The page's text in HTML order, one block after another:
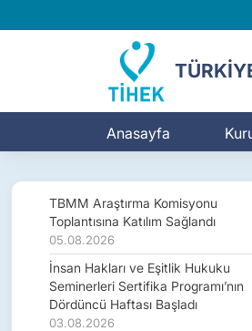
Anasayfa
TBMM Araştırma Komisyonu
Toplantısına Katılım Sağlandı
05.08.2026
İnsan Hakları ve Eşitlik Hukuku
Seminerleri Sertifika Programı’nın
Dördüncü Haftası Başladı
03.08.2026